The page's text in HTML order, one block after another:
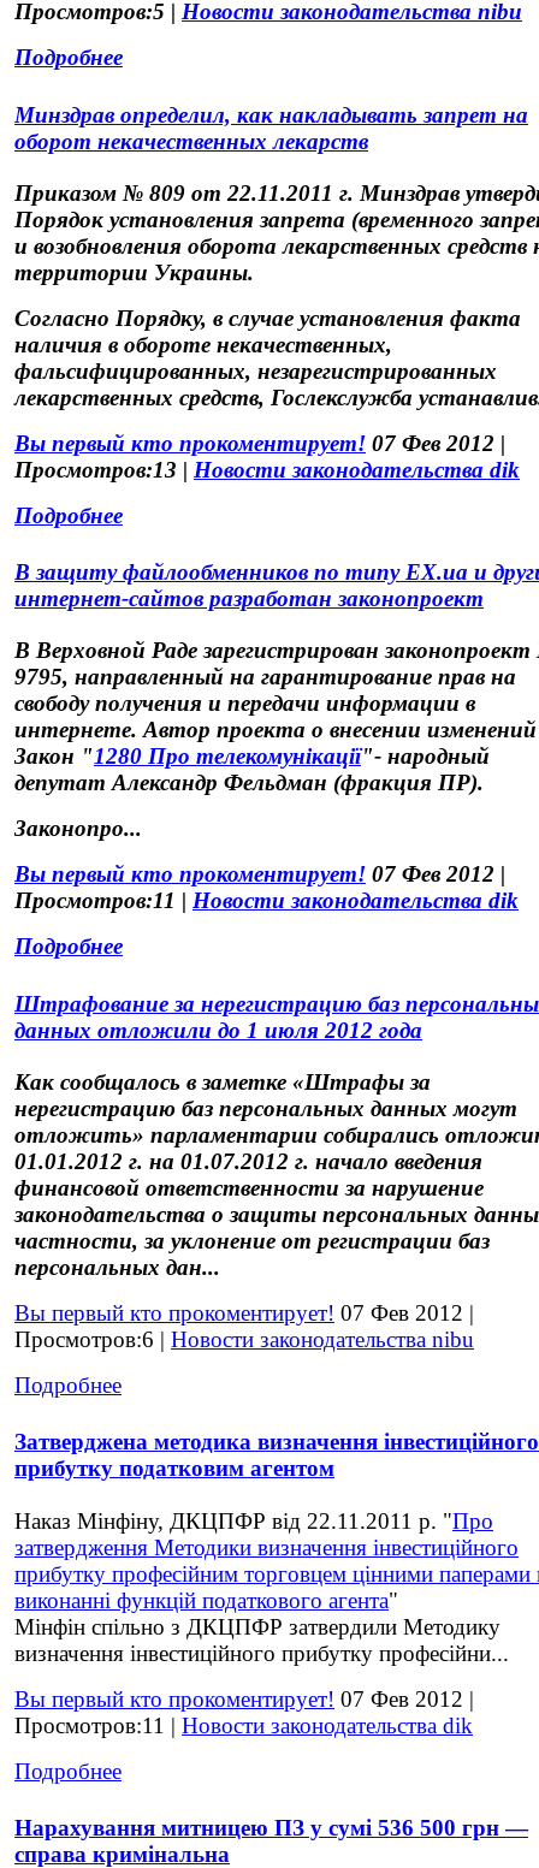
Просмотров:5 | Новости законодательства nibu
Подробнее
Минздрав определил, как накладывать запрет на
оборот некачественных лекарств
Приказом № 809 от 22.11.2011 г. Минздрав
Порядок установления запрета (временного
и возобновления оборота лекарственных средств
территории Украины.
Согласно Порядку, в случае установления факта
наличия в обороте некачественных,
фальсифицированных, незарегистрированных
лекарственных средств, Гослекслужба
Вы первый кто прокоментирует! 07 Фев 2012 |
Просмотров:13 | Новости законодательства dik
Подробнее
В защиту файлообменников по типу EX.ua и
интернет-сайтов разработан законопроект
В Верховной Раде зарегистрирован
9795, направленный на гарантирование прав на
свободу получения и передачи информации в
интернете. Автор проекта о внесении изменений
Закон "1280 Про телекомунікації"- народный
депутат Александр Фельдман (фракция ПР).
Законопро...
Вы первый кто прокоментирует! 07 Фев 2012 |
Просмотров:11 | Новости законодательства dik
Подробнее
Штрафование за нерегистрацию баз
данных отложили до 1 июля 2012 года
Как сообщалось в заметке «Штрафы за
нерегистрацию баз персональных данных могут
отложить» парламентарии собирались
01.01.2012 г. на 01.07.2012 г. начало введения
финансовой ответственности за нарушение
законодательства о защиты персональных
частности, за уклонение от регистрации баз
персональных дан...
Вы первый кто прокоментирует! 07 Фев 2012 |
Просмотров:6 | Новости законодательства nibu
Подробнее
Затверджена методика визначення інвестиційного
прибутку податковим агентом
Наказ Мінфіну, ДКЦПФР від 22.11.2011 р. "Про
затвердження Методики визначення інвестиційного
прибутку професійним торговцем цінними паперами
виконанні функцій податкового агента"
Мінфін спільно з ДКЦПФР затвердили Методику
визначення інвестиційного прибутку професійни...
Вы первый кто прокоментирует! 07 Фев 2012 |
Просмотров:11 | Новости законодательства dik
Подробнее
Нарахування митницею ПЗ у сумі 536 500 грн —
справа кримінальна